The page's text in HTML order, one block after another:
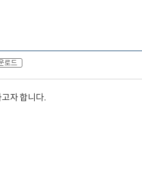
로드
자 합니다.